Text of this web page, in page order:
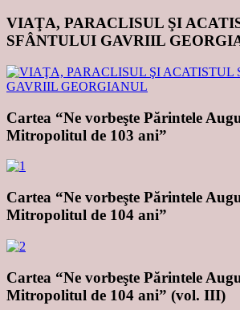
VIAŢA, PARACLISUL ŞI
SFÂNTULUI GAVRIIL
Cartea “Ne vorbeşte Părintele
Mitropolitul de 103 ani”
Cartea “Ne vorbeşte Părintele
Mitropolitul de 104 ani”
Cartea “Ne vorbeşte Părintele
Mitropolitul de 104 ani” (vol. III)